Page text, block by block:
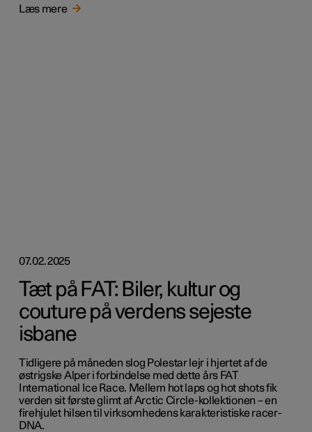
Læs mere
07.02.2025
Tæt på FAT: Biler, kultur og
couture på verdens sejeste
isbane
Tidligere på måneden slog Polestar lejr i hjertet af de
østrigske Alper i forbindelse med dette års FAT
International Ice Race. Mellem hot laps og hot shots fik
verden sit første glimt af Arctic Circle-kollektionen – en
firehjulet hilsen til virksomhedens karakteristiske racer-
DNA.